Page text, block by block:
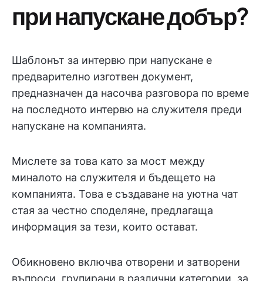
при напускане добър?
Шаблонът за интервю при напускане е
предварително изготвен документ,
предназначен да насочва разговора по време
на последното интервю на служителя преди
напускане на компанията.
Мислете за това като за мост между
миналото на служителя и бъдещето на
компанията. Това е създаване на уютна чат
стая за честно споделяне, предлагаща
информация за тези, които остават.
Обикновено включва отворени и затворени
въпроси, групирани в различни категории, за